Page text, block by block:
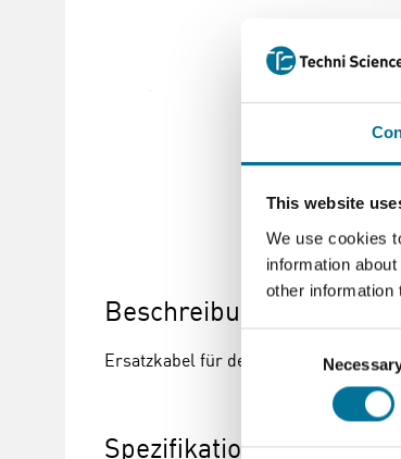
This website
We use cookies
information
other information
Selection
Beschreibung
Ersatzkabel für den Anschluss des
Spezifikationen